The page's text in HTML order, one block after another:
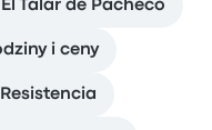
Talar de Pacheco
i ceny